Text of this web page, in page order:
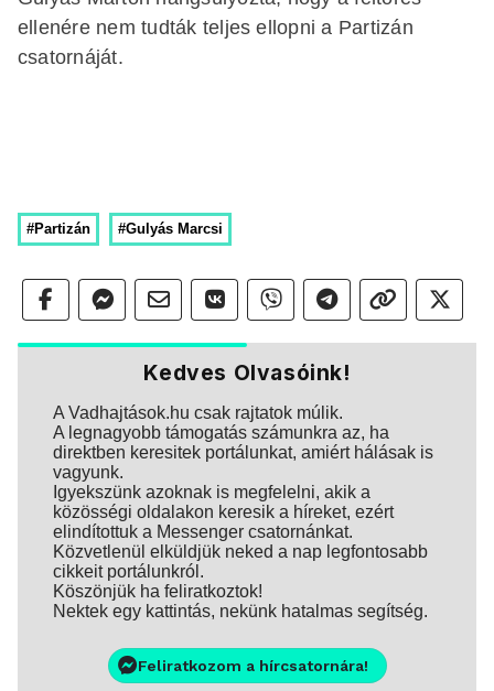
ellenére nem tudták teljes ellopni a Partizán
csatornáját.
#Partizán #Gulyás Marcsi
Kedves Olvasóink!
A Vadhajtások.hu csak rajtatok múlik.
A legnagyobb támogatás számunkra az, ha
direktben keresitek portálunkat, amiért hálásak is
vagyunk.
Igyekszünk azoknak is megfelelni, akik a
közösségi oldalakon keresik a híreket, ezért
elindítottuk a Messenger csatornánkat.
Közvetlenül elküldjük neked a nap legfontosabb
cikkeit portálunkról.
Köszönjük ha feliratkoztok!
Nektek egy kattintás, nekünk hatalmas segítség.
Feliratkozom a hírcsatornára!